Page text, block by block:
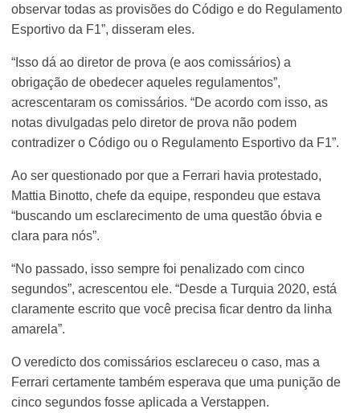
observar todas as provisões do Código e do Regulamento
Esportivo da F1”, disseram eles.
“Isso dá ao diretor de prova (e aos comissários) a
obrigação de obedecer aqueles regulamentos”,
acrescentaram os comissários. “De acordo com isso, as
notas divulgadas pelo diretor de prova não podem
contradizer o Código ou o Regulamento Esportivo da F1”.
Ao ser questionado por que a Ferrari havia protestado,
Mattia Binotto, chefe da equipe, respondeu que estava
“buscando um esclarecimento de uma questão óbvia e
clara para nós”.
“No passado, isso sempre foi penalizado com cinco
segundos”, acrescentou ele. “Desde a Turquia 2020, está
claramente escrito que você precisa ficar dentro da linha
amarela”.
O veredicto dos comissários esclareceu o caso, mas a
Ferrari certamente também esperava que uma punição de
cinco segundos fosse aplicada a Verstappen.